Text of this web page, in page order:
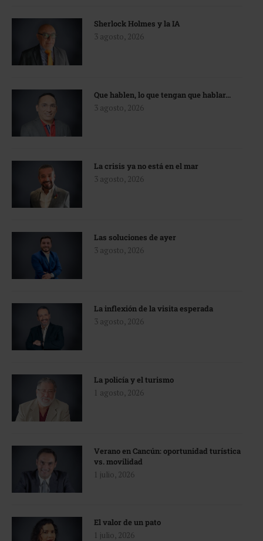
Sherlock Holmes y la IA
3 agosto, 2026
Que hablen, lo que tengan que hablar…
3 agosto, 2026
La crisis ya no está en el mar
3 agosto, 2026
Las soluciones de ayer
3 agosto, 2026
La inflexión de la visita esperada
3 agosto, 2026
La policía y el turismo
1 agosto, 2026
Verano en Cancún: oportunidad turística
vs. movilidad
1 julio, 2026
El valor de un pato
1 julio, 2026